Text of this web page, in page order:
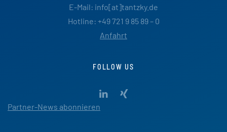
E-Mail: info[at]tantzky.de
Hotline: +49 721 9 85 89 – 0
Anfahrt
FOLLOW US
Partner-News abonnieren